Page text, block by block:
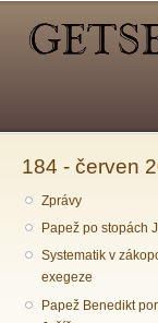
184 - červen
Zprávy
Papež po stopách
Systematik v
exegeze
Papež Benedikt